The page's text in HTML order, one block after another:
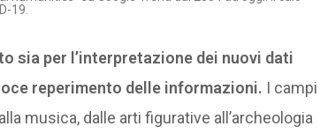
19.
sia per l’interpretazione dei nuovi dati
reperimento delle informazioni. I campi
musica, dalle arti figurative all’archeologia